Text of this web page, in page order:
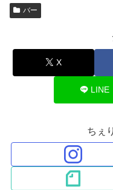
バー
X
LINE
ちぇ